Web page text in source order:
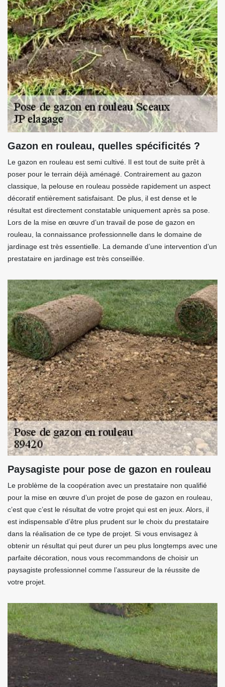
Gazon en rouleau, quelles spécificités ?
Le gazon en rouleau est semi cultivé. Il est tout de suite prêt à
poser pour le terrain déjà aménagé. Contrairement au gazon
classique, la pelouse en rouleau possède rapidement un aspect
décoratif entièrement satisfaisant. De plus, il est dense et le
résultat est directement constatable uniquement après sa pose.
Lors de la mise en œuvre d’un travail de pose de gazon en
rouleau, la connaissance professionnelle dans le domaine de
jardinage est très essentielle. La demande d’une intervention d’un
prestataire en jardinage est très conseillée.
Paysagiste pour pose de gazon en rouleau
Le problème de la coopération avec un prestataire non qualifié
pour la mise en œuvre d’un projet de pose de gazon en rouleau,
c’est que c’est le résultat de votre projet qui est en jeux. Alors, il
est indispensable d’être plus prudent sur le choix du prestataire
dans la réalisation de ce type de projet. Si vous envisagez à
obtenir un résultat qui peut durer un peu plus longtemps avec une
parfaite décoration, nous vous recommandons de choisir un
paysagiste professionnel comme l’assureur de la réussite de
votre projet.